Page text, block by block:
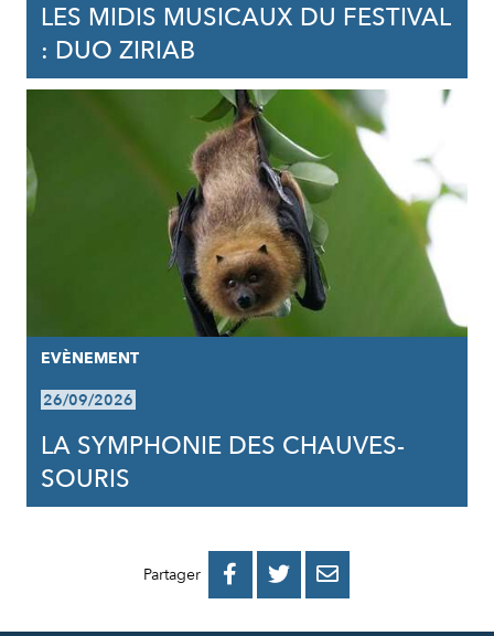
LES MIDIS MUSICAUX DU FESTIVAL
: DUO ZIRIAB
EVÈNEMENT
26/09/2026
LA SYMPHONIE DES CHAUVES-
SOURIS
Partager 
PARTAGER
PARTAGER
PARTAGER